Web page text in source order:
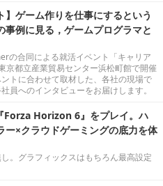
】ゲーム作りを仕事にするという
事例に見る，ゲームプログラマと
の合同による就活イベント「キャリア
京都立産業貿易センター浜松町館で開催
トに合わせて取材した、各社の現場で
員へのインタビューをお届けします。
Forza Horizon 6』をプレイ。ハ
ー×クラウドゲーミングの底力を体
。グラフィックスはもちろん最高設定